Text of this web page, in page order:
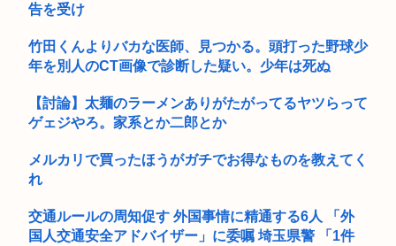
告を受け
竹田くんよりバカな医師、見つかる。頭打った野球少
年を別人のCT画像で診断した疑い。少年は死ぬ
【討論】太麺のラーメンありがたがってるヤツらって
ゲェジやろ。家系とか二郎とか
メルカリで買ったほうがガチでお得なものを教えてく
れ
交通ルールの周知促す 外国事情に精通する6人 「外
国人交通安全アドバイザー」に委嘱 埼玉県警 「1件